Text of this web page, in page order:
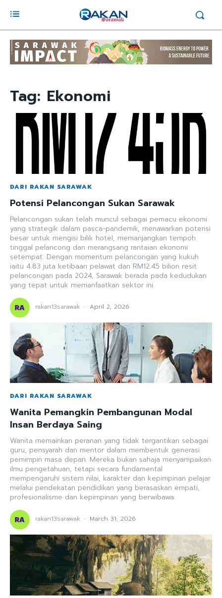
Tag: Ekonomi
DARI RAKAN SARAWAK
Potensi Pelancongan Sukan Sarawak
Pelancongan sukan telah muncul sebagai pemacu ekonomi
yang strategik dalam pasca-pandemik, menawarkan potensi
besar untuk mengisi bilik hotel, memanjangkan tempoh
tinggal pelancong dan merangsang rantaian ekonomi
setempat. Dengan momentum pelancongan yang kukuh
iaitu 4.83 juta ketibaan pelawat dan RM12.45 bilion resit
pelancongan pada 2024, Sarawak berada pada kedudukan
yang tepat untuk memanfaatkan sektor ini.
rakan13sarawak - April 2, 2026
DARI RAKAN SARAWAK
Wanita Pemangkin Pembangunan Modal
Insan Berdaya Saing
Wanita memainkan peranan yang tidak tergantikan sebagai
guru, pensyarah dan mentor dalam membentuk generasi
pemimpin masa depan. Mereka bukan sahaja menyampaikan
ilmu pengetahuan, tetapi secara fundamental
mempengaruhi sistem nilai, karakter dan kepimpinan pelajar
melalui pendekatan pendidikan yang berasaskan empati,
profesionalisme dan kepimpinan yang berwibawa.
rakan13sarawak - March 31, 2026